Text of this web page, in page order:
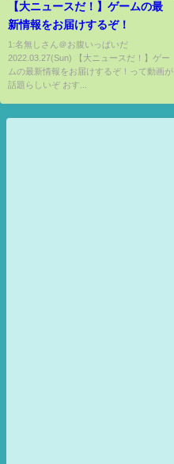
【大ニュースだ！】ゲームの最
新情報をお届けするぞ！
1:名無しさん＠お腹いっぱいだ
2022.03.27(Sun) 【大ニュースだ！】ゲー
ムの最新情報をお届けするぞ！って動画が
話題らしいぞ おす...